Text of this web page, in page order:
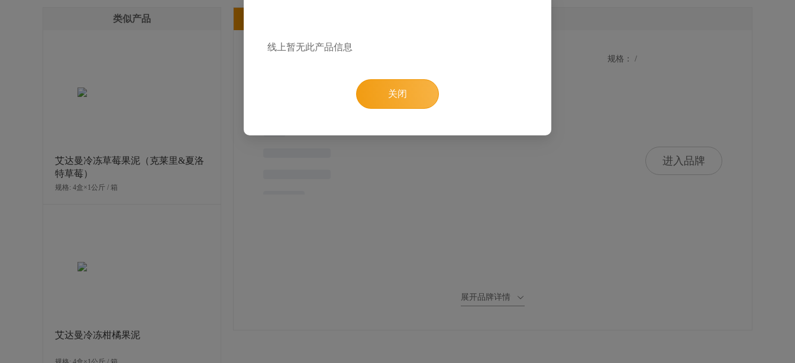
类似产品
艾达曼冷冻草莓果泥（克莱里&夏洛
特草莓）
规格: 4盒×1公斤 / 箱
艾达曼冷冻柑橘果泥
规格： /
进入品牌
展开品牌详情
线上暂无此产品信息
关闭